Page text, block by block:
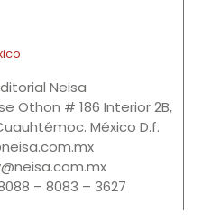
Neisa
Othon # 186 Interior 2B,
México D.f.
– 8083 – 3627